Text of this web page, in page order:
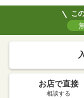
こ
お店で直接
相談する